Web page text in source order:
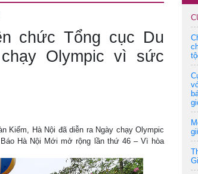
chức Tổng cục Du
Olympic vì sức
Kiếm, Hà Nội đã diễn ra Ngày chạy Olympic
Hà Nội Mới mở rộng lần thứ 46 – Vì hòa